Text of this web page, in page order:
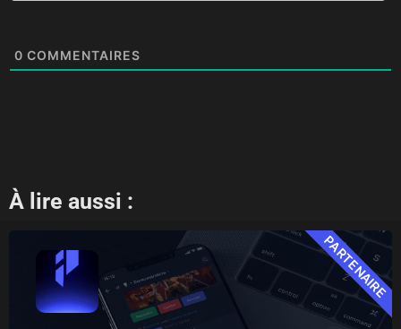
0 COMMENTAIRES
À lire aussi :
PARTENAIRE